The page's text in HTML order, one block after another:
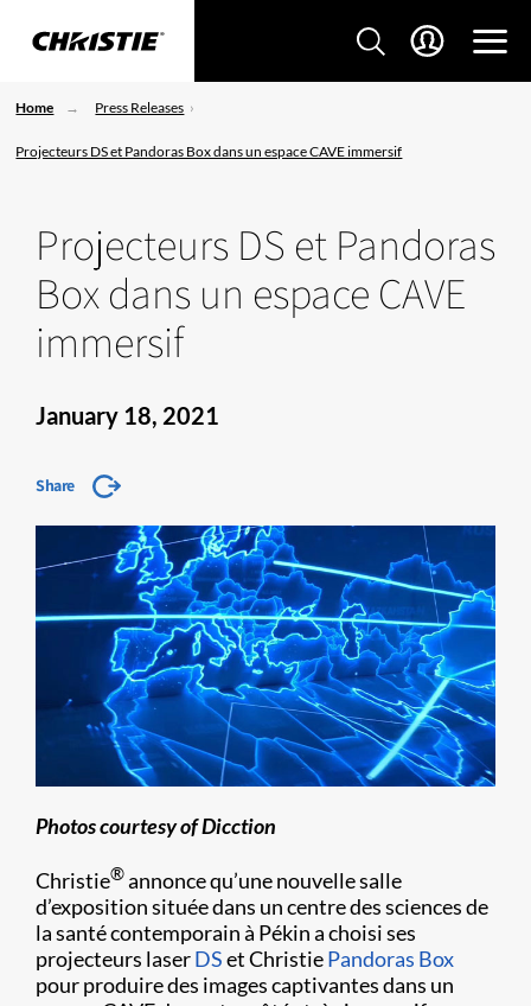
Home Press Releases
Projecteurs DS et Pandoras Box dans un espace CAVE immersif
Projecteurs DS et Pandoras
Box dans un espace CAVE
immersif
January 18, 2021
Share
Photos courtesy of Dicction
Christie®annonce qu’une nouvelle salle
d’exposition située dans un centre des sciences de
la santé contemporain à Pékin a choisi ses
projecteurs laserDSet ChristiePandoras Box
pour produire des images captivantes dans un